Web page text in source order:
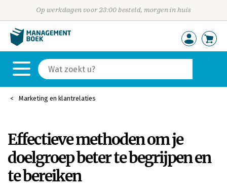
Op werkdagen voor 23:00 besteld, morgen in huis
Marketing en klantrelaties
Effectieve methoden om je
doelgroep beter te begrijpen en
te bereiken